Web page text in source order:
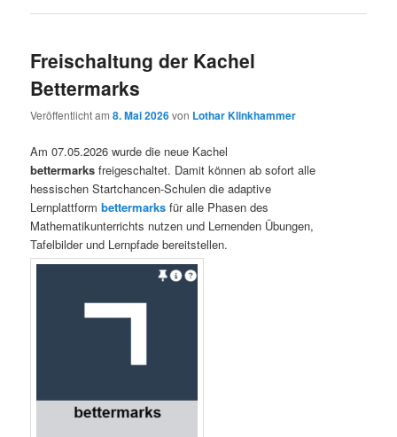
Freischaltung der Kachel
Bettermarks
Veröffentlicht am8. Mai 2026von Lothar Klinkhammer
Am 07.05.2026 wurde die neue Kachel
bettermarks freigeschaltet. Damit können ab sofort alle
hessischen Startchancen-Schulen die adaptive
Lernplattformbettermarks für alle Phasen des
Mathematikunterrichts nutzen und Lernenden Übungen,
Tafelbilder und Lernpfade bereitstellen.